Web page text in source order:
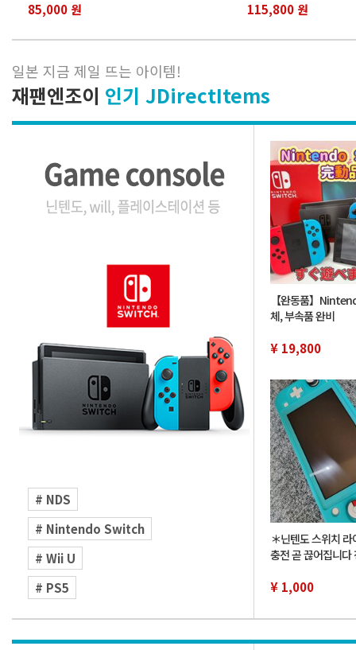
85,000 원 115,800 원
일본 지금 제일 뜨는 아이템!
재팬엔조이 인기 JDirectItems
# NDS
# Nintendo Switch
# Wii U
# PS5
【완동품】
체, 부속품 완비
¥ 19,800
＊닌텐도 스위치 라
충전 곧 끊어집니다
DT247806
¥ 1,000